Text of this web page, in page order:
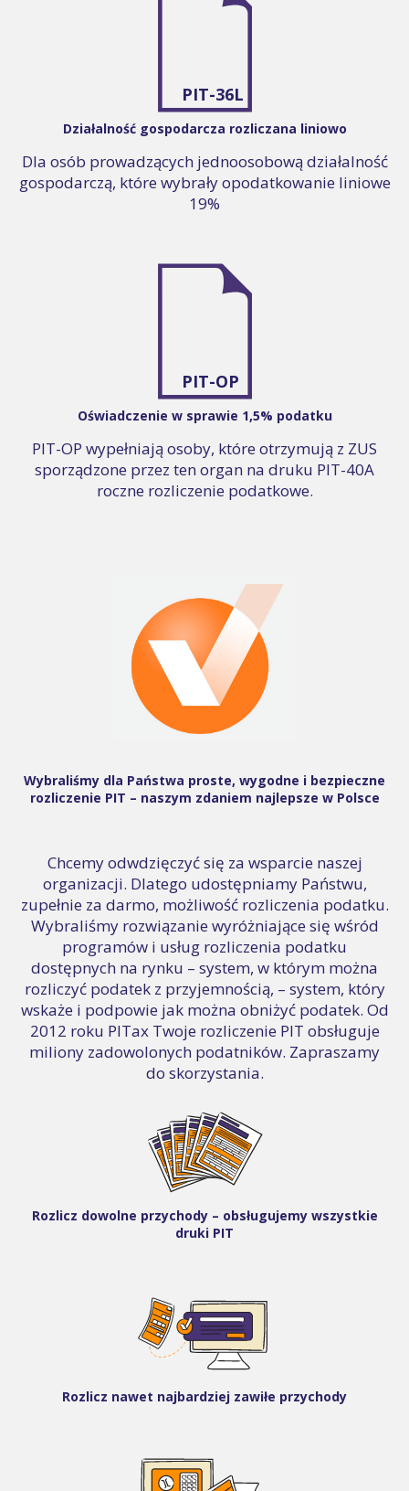
PIT-36L
Działalność gospodarcza rozliczana liniowo
Dla osób prowadzących jednoosobową działalność
gospodarczą, które wybrały opodatkowanie liniowe
19%
PIT-OP
Oświadczenie w sprawie 1,5% podatku
PIT-OP wypełniają osoby, które otrzymują z ZUS
sporządzone przez ten organ na druku PIT-40A
roczne rozliczenie podatkowe.
Wybraliśmy dla Państwa proste, wygodne i bezpieczne
rozliczenie PIT – naszym zdaniem najlepsze w Polsce
Chcemy odwdzięczyć się za wsparcie naszej
organizacji. Dlatego udostępniamy Państwu,
zupełnie za darmo, możliwość rozliczenia podatku.
Wybraliśmy rozwiązanie wyróżniające się wśród
programów i usług rozliczenia podatku
dostępnych na rynku – system, w którym można
rozliczyć podatek z przyjemnością, – system, który
wskaże i podpowie jak można obniżyć podatek. Od
2012 roku PITax Twoje rozliczenie PIT obsługuje
miliony zadowolonych podatników. Zapraszamy
do skorzystania.
Rozlicz dowolne przychody – obsługujemy wszystkie
druki PIT
Rozlicz nawet najbardziej zawiłe przychody